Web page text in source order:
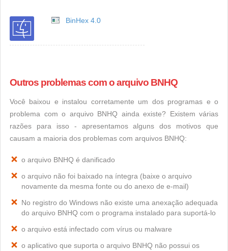
BinHex 4.0
Outros problemas com o arquivo BNHQ
Você baixou e instalou corretamente um dos programas e o
problema com o arquivo BNHQ ainda existe? Existem várias
razões para isso - apresentamos alguns dos motivos que
causam a maioria dos problemas com arquivos BNHQ:
o arquivo BNHQ é danificado
o arquivo não foi baixado na íntegra (baixe o arquivo
novamente da mesma fonte ou do anexo de e-mail)
No registro do Windows não existe uma anexação adequada
do arquivo BNHQ com o programa instalado para suportá-lo
o arquivo está infectado com vírus ou malware
o aplicativo que suporta o arquivo BNHQ não possui os